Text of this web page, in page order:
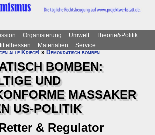
Organisierung Umwelt
Theorie&Politik
Materialien
Service
alle Kriege!»Demokratisch bomben
BOMBEN:
UND
MASSAKER
US-POLITIK
& Regulator